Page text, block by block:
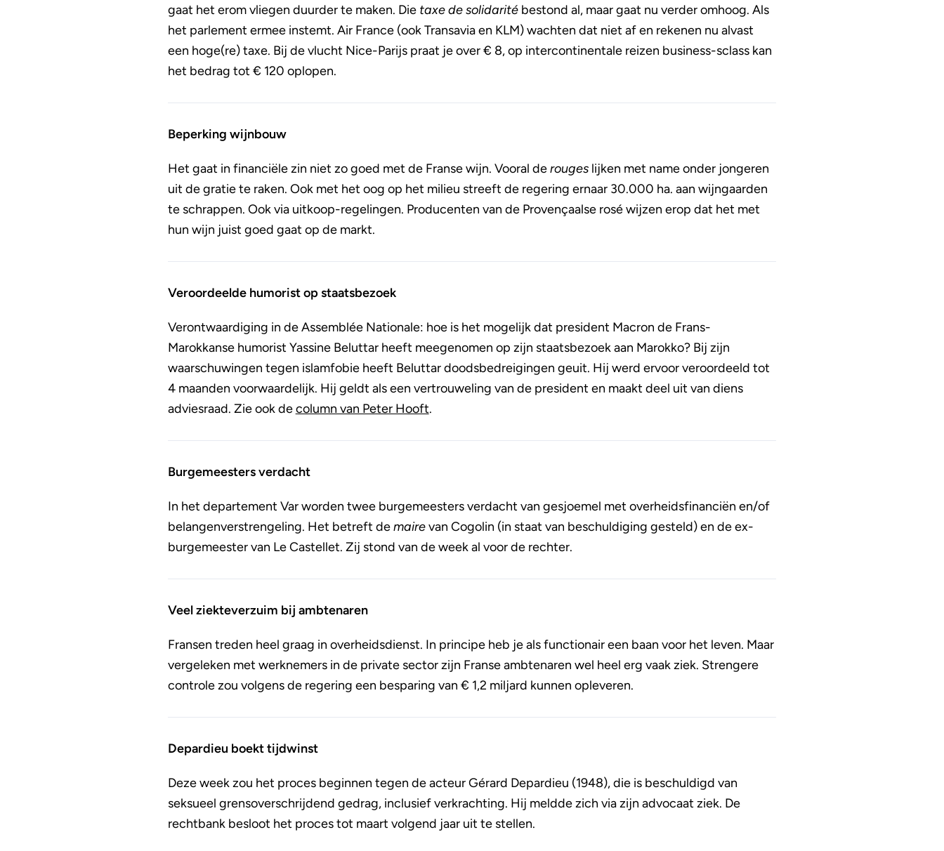
gaat het erom vliegen duurder te maken. Die taxe de solidaritébestond al, maar gaat nu verder omhoog. Als
het parlement ermee instemt. Air France (ook Transavia en KLM) wachten dat niet af en rekenen nu alvast
een hoge(re) taxe. Bij de vlucht Nice-Parijs praat je over € 8, op intercontinentale reizen business-sclass kan
het bedrag tot € 120 oplopen.
Beperking wijnbouw
Het gaat in financiële zin niet zo goed met de Franse wijn. Vooral derougeslijken met name onder jongeren
uit de gratie te raken. Ook met het oog op het milieu streeft de regering ernaar 30.000 ha. aan wijngaarden
te schrappen. Ook via uitkoop-regelingen. Producenten van de Provençaalse rosé wijzen erop dat het met
hun wijn juist goed gaat op de markt.
Veroordeelde humorist op staatsbezoek
Verontwaardiging in de Assemblée Nationale: hoe is het mogelijk dat president Macron de Frans-
Marokkanse humorist Yassine Beluttar heeft meegenomen op zijn staatsbezoek aan Marokko? Bij zijn
waarschuwingen tegen islamfobie heeft Beluttar doodsbedreigingen geuit. Hij werd ervoor veroordeeld tot
4 maanden voorwaardelijk. Hij geldt als een vertrouweling van de president en maakt deel uit van diens
adviesraad. Zie ook decolumn van Peter Hooft.
Burgemeesters verdacht
In het departement Var worden twee burgemeesters verdacht van gesjoemel met overheidsfinanciën en/of
belangenverstrengeling. Het betreft demairevan Cogolin (in staat van beschuldiging gesteld) en de ex-
burgemeester van Le Castellet. Zij stond van de week al voor de rechter.
Veel ziekteverzuim bij ambtenaren
Fransen treden heel graag in overheidsdienst. In principe heb je als functionair een baan voor het leven. Maar
vergeleken met werknemers in de private sector zijn Franse ambtenaren wel heel erg vaak ziek. Strengere
controle zou volgens de regering een besparing van € 1,2 miljard kunnen opleveren.
Depardieu boekt tijdwinst
Deze week zou het proces beginnen tegen de acteur Gérard Depardieu (1948), die is beschuldigd van
seksueel grensoverschrijdend gedrag, inclusief verkrachting. Hij meldde zich via zijn advocaat ziek. De
rechtbank besloot het proces tot maart volgend jaar uit te stellen.